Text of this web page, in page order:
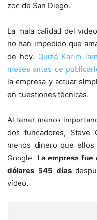
zoo de San Diego.
La mala calidad del
no han impedido que
de hoy. Quizá Karim
meses antes de
la empresa y actuar
en cuestiones técnicas.
Al tener menos
dos fundadores, Steve
menos dinero que
Google. La empresa fue
dólares 545 días
vídeo.